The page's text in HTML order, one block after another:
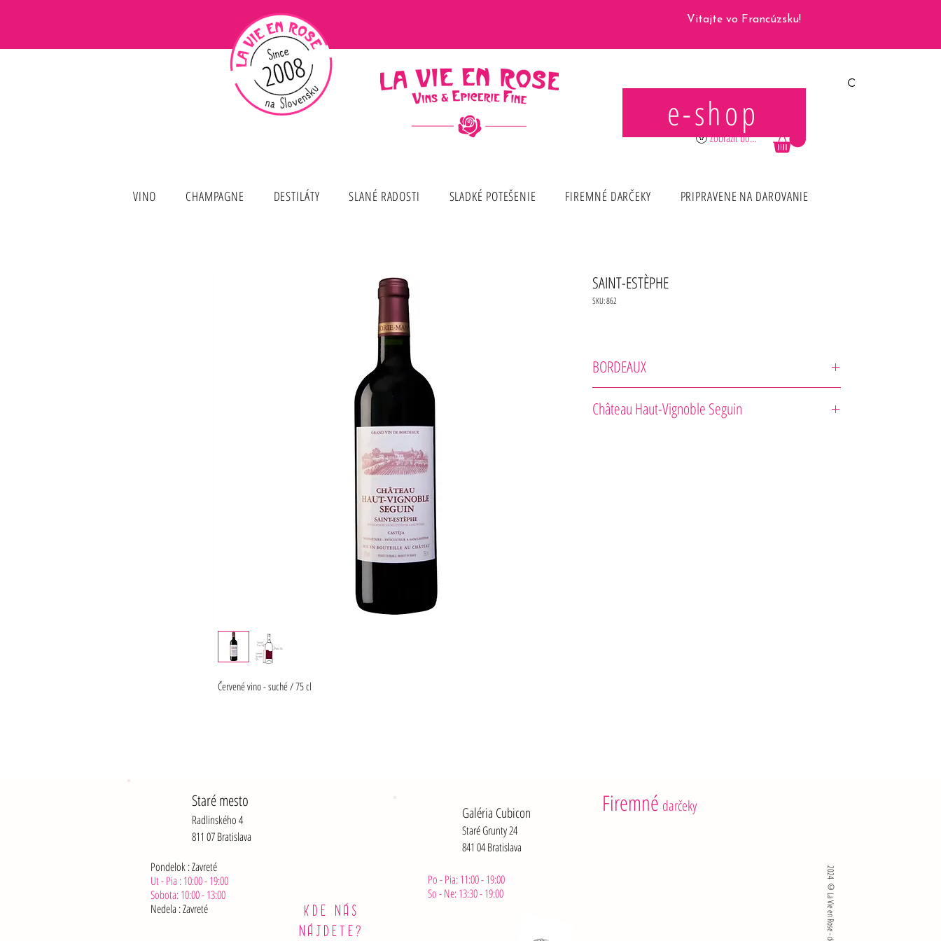
Zobraziť body
Vitajte vo Francúzsku!
e-shop
Červené vino - suché / 75 cl
SAINT-ESTÈPHE
SKU: 862
BORDEAUX
Château Haut-Vignoble Seguin
VINO CHAMPAGNE DESTILÁTY SLANÉ RADOSTI SLADKÉ POTEŠENIE FIREMNÉ DARČEKY PRIPRAVENE NA DAROVANIE
Galéria Cubicon
Staré Grunty 24
841 04 Bratislava
Po - Pia: 11:00 - 19:00
So - Ne: 13:30 - 19:00
KDE NÁS
NÁJDETE?
Firemné darčeky
Staré mesto
Radlinského 4
811 07 Bratislava
Pondelok : Zavreté
Ut - Pia : 10:00 - 19:00
Sobota: 10:00 - 13:00
Nedela :Zavreté